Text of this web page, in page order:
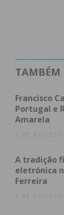
TAMBÉM
Francisco
Portugal e
Amarela
6 DE AGOSTO
A tradição
eletrónica
Ferreira
6 DE AGOSTO